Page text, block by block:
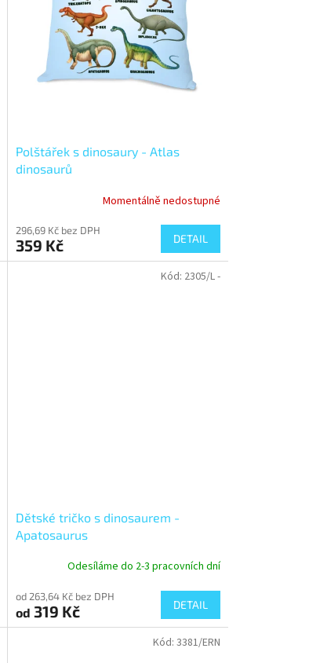
Polštářek s dinosaury - Atlas
dinosaurů
Momentálně nedostupné
296,69 Kč bez DPH
359 Kč DETAIL
Dětské tričko s dinosaurem -
Apatosaurus
Odesíláme do 2-3 pracovních dní
od 263,64 Kč bez DPH
od 319 Kč DETAIL
Kód: 2305/L -
Kód: 3381/ERN